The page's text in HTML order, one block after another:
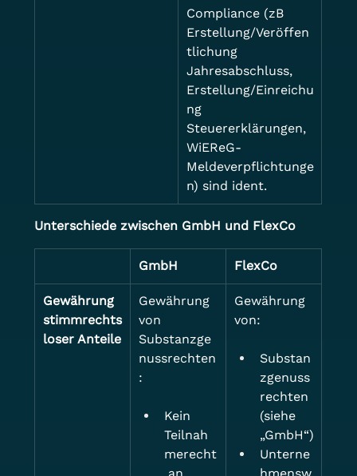
Compliance (zB
Erstellung/Veröffen
tlichung
Jahresabschluss,
Erstellung/Einreichu
ng
Steuererklärungen,
WiEReG-
Meldeverpflichtunge
n) sind ident.
Unterschiede zwischen GmbH und FlexCo
GmbH FlexCo
Gewährung
stimmrechts
loser Anteile
Gewährung
von
Substanzge
nussrechten
:
Kein
Teilnah
merecht
Gewährung
von:
Substan
zgenuss
rechten
(siehe
„GmbH“)
Unterne